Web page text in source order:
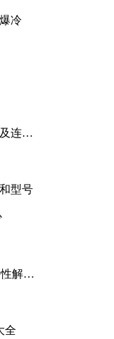
冷
连接
型号
解析
全